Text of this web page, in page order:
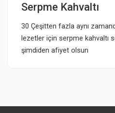
Serpme Kahvaltı
30 Çeşitten fazla aynı
lezetler için serpme kahvaltı
şimdiden afiyet olsun